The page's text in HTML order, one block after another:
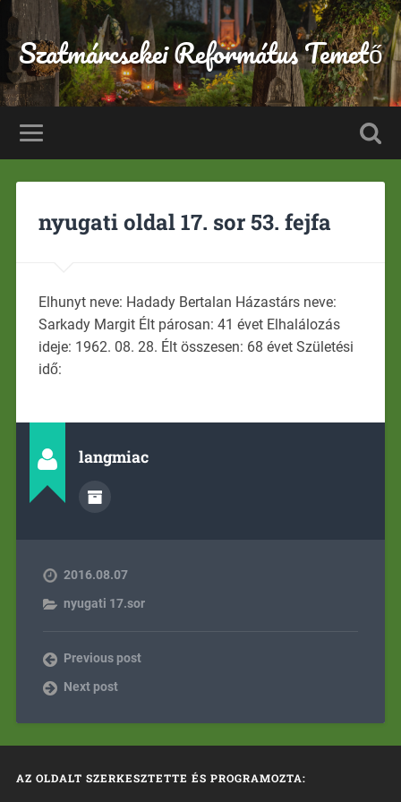
Szatmárcsekei Református Temető
nyugati oldal 17. sor 53. fejfa
Elhunyt neve: Hadady Bertalan Házastárs neve:
Sarkady Margit Élt párosan: 41 évet Elhalálozás
ideje: 1962. 08. 28. Élt összesen: 68 évet Születési
idő:
langmiac
2016.08.07
nyugati 17.sor
Previous post
Next post
AZ OLDALT SZERKESZTETTE ÉS PROGRAMOZTA: